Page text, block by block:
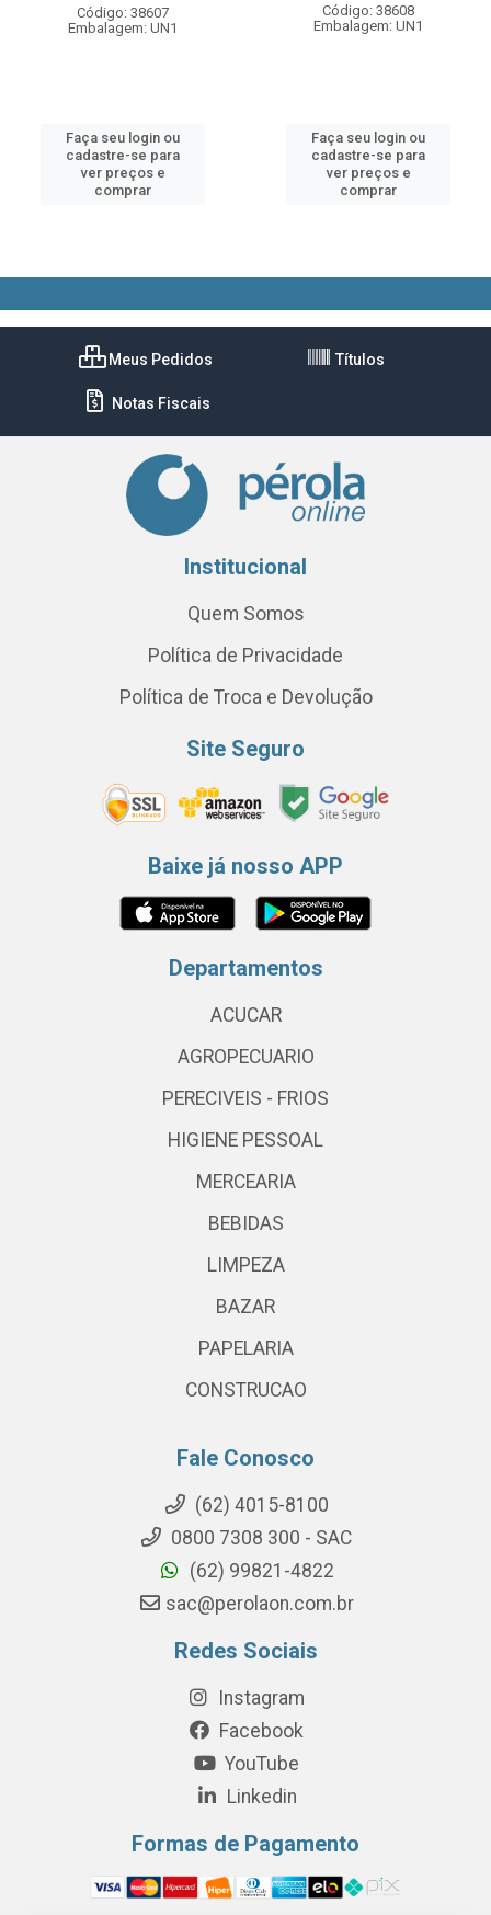
Código: 38607
Embalagem: UN1
Faça seu login ou
cadastre-se para
ver preços e
comprar
Código: 38608
Embalagem: UN1
Faça seu login ou
cadastre-se para
ver preços e
comprar
Meus Pedidos Títulos
Notas Fiscais
Institucional
Quem Somos
Política de Privacidade
Política de Troca e Devolução
Site Seguro
Baixe já nosso APP
Departamentos
ACUCAR
AGROPECUARIO
PERECIVEIS - FRIOS
HIGIENE PESSOAL
MERCEARIA
BEBIDAS
LIMPEZA
BAZAR
PAPELARIA
CONSTRUCAO
Fale Conosco
(62) 4015-8100
0800 7308 300 - SAC
(62) 99821-4822
sac@perolaon.com.br
Redes Sociais
Instagram
Facebook
YouTube
Linkedin
Formas de Pagamento